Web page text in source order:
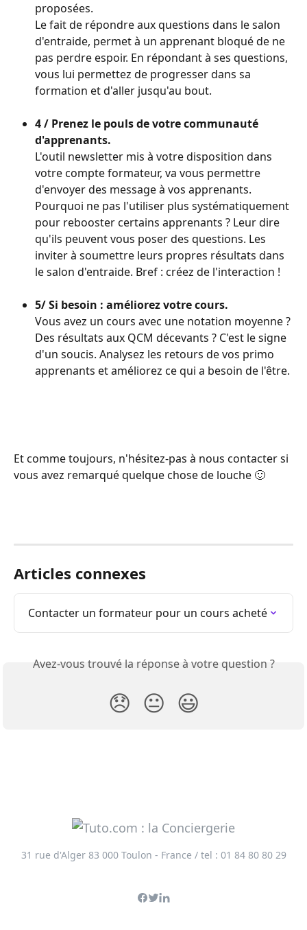
proposées.
Le fait de répondre aux questions dans le salon
d'entraide, permet à un apprenant bloqué de ne
pas perdre espoir. En répondant à ses questions,
vous lui permettez de progresser dans sa
formation et d'aller jusqu'au bout.
4 / Prenez le pouls de votre communauté
d'apprenants.
L'outil newsletter mis à votre disposition dans
votre compte formateur, va vous permettre
d'envoyer des message à vos apprenants.
Pourquoi ne pas l'utiliser plus systématiquement
pour rebooster certains apprenants ? Leur dire
qu'ils peuvent vous poser des questions. Les
inviter à soumettre leurs propres résultats dans
le salon d'entraide. Bref : créez de l'interaction !
5/ Si besoin : améliorez votre cours.
Vous avez un cours avec une notation moyenne ?
Des résultats aux QCM décevants ? C'est le signe
d'un soucis. Analysez les retours de vos primo
apprenants et améliorez ce qui a besoin de l'être.
Et comme toujours, n'hésitez-pas à nous contacter si
vous avez remarqué quelque chose de louche 🙂
Articles connexes
Contacter un formateur pour un cours acheté
Avez-vous trouvé la réponse à votre question ?
😞 😐 😃
31 rue d'Alger 83 000 Toulon - France / tel : 01 84 80 80 29